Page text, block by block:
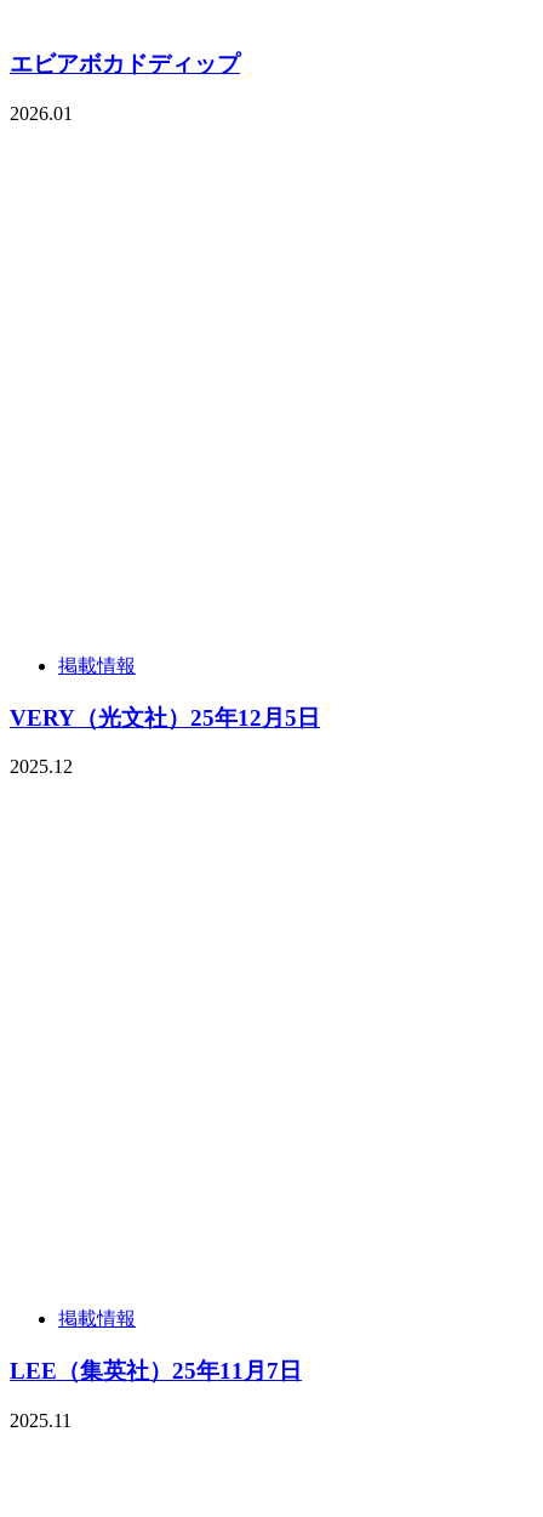
エビアボカドディップ
2026.01
掲載情報
VERY（光文社）25年12月5日
2025.12
掲載情報
LEE（集英社）25年11月7日
2025.11